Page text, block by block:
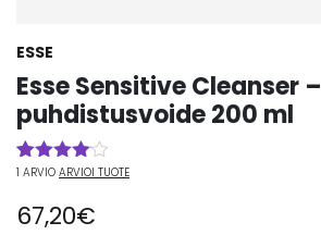
ESSE
Esse Sensitive Cleanser –
puhdistusvoide 200 ml
Arvio
5:stä
perustuen
1
1 ARVIO ARVIOI TUOTE
67,20€